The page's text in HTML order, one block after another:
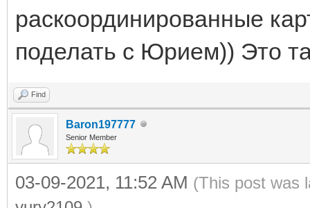
раскоординированные
поделать с Юрием)) Это
Find
Baron197777
Senior Member
03-09-2021, 11:52 AM (This post was